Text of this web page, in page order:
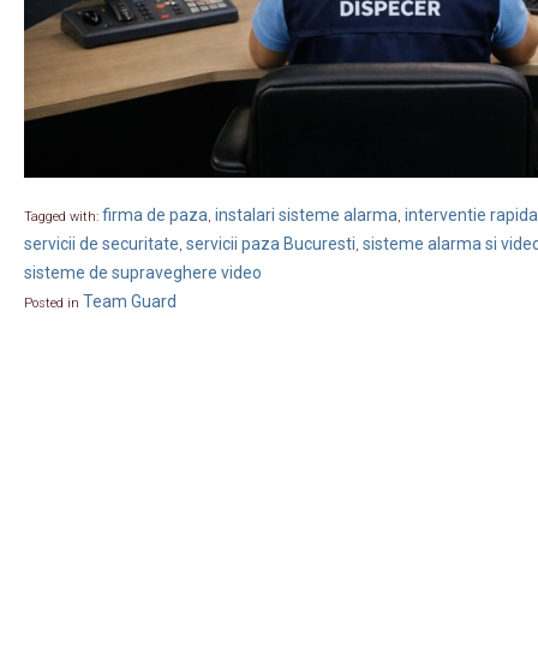
Tagged with: firma de paza, instalari sisteme alarma, interventie rapida
servicii de securitate, servicii paza Bucuresti, sisteme alarma si
sisteme de supraveghere video
Posted in Team Guard